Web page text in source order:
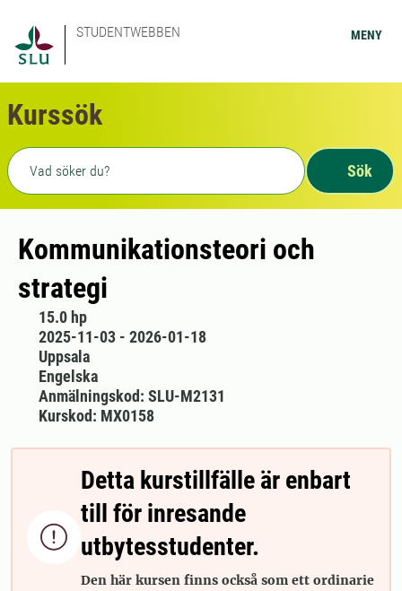
STUDENTWEBBEN MENY
Kurssök
Fritext sökning
Sök
Kommunikationsteori och
strategi
15.0 hp
2025-11-03 - 2026-01-18
Uppsala
Engelska
Anmälningskod: SLU-M2131
Kurskod: MX0158

Detta kurstillfälle är enbart
till för inresande
utbytesstudenter.
Den här kursen finns också som ett ordinarie